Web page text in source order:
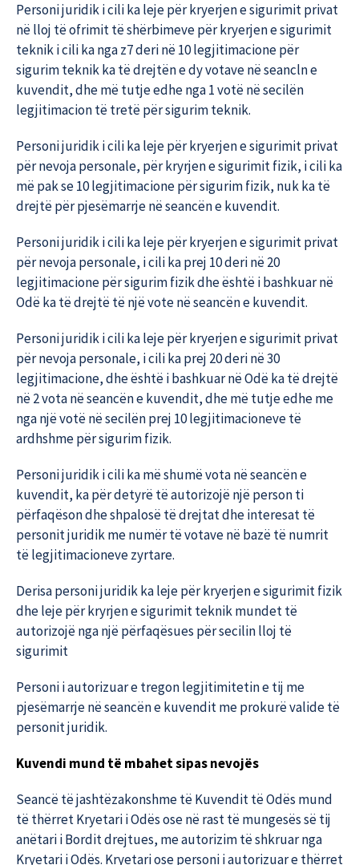
Personi juridik i cili ka leje për kryerjen e sigurimit privat
në lloj të ofrimit të shërbimeve për kryerjen e sigurimit
teknik i cili ka nga z7 deri në 10 legjitimacione për
sigurim teknik ka të drejtën e dy votave në seancln e
kuvendit, dhe më tutje edhe nga 1 votë në secilën
legjitimacion të tretë për sigurim teknik.
Personi juridik i cili ka leje për kryerjen e sigurimit privat
për nevoja personale, për kryrjen e sigurimit fizik, i cili ka
më pak se 10 legjitimacione për sigurim fizik, nuk ka të
drejtë për pjesëmarrje në seancën e kuvendit.
Personi juridik i cili ka leje për kryerjen e sigurimit privat
për nevoja personale, i cili ka prej 10 deri në 20
legjitimacione për sigurim fizik dhe është i bashkuar në
Odë ka të drejtë të një vote në seancën e kuvendit.
Personi juridik i cili ka leje për kryerjen e sigurimit privat
për nevoja personale, i cili ka prej 20 deri në 30
legjitimacione, dhe është i bashkuar në Odë ka të drejtë
në 2 vota në seancën e kuvendit, dhe më tutje edhe me
nga një votë në secilën prej 10 legjitimacioneve të
ardhshme për sigurim fizik.
Personi juridik i cili ka më shumë vota në seancën e
kuvendit, ka për detyrë të autorizojë një person ti
përfaqëson dhe shpalosë të drejtat dhe interesat të
personit juridik me numër të votave në bazë të numrit
të legjitimacioneve zyrtare.
Derisa personi juridik ka leje për kryerjen e sigurimit fizik
dhe leje për kryrjen e sigurimit teknik mundet të
autorizojë nga një përfaqësues për secilin lloj të
sigurimit
Personi i autorizuar e tregon legjitimitetin e tij me
pjesëmarrje në seancën e kuvendit me prokurë valide të
personit juridik.
Kuvendi mund të mbahet sipas nevojës
Seancë të jashtëzakonshme të Kuvendit të Odës mund
të thërret Kryetari i Odës ose në rast të mungesës së tij
anëtari i Bordit drejtues, me autorizim të shkruar nga
Kryetari i Odës. Kryetari ose personi i autorizuar e thërret